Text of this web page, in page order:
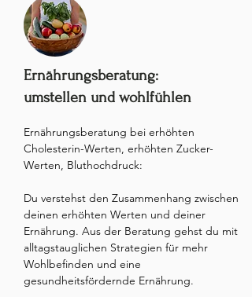
Ernährungsberatung:
umstellen und wohlfühlen
Ernährungsberatung bei erhöhten
Cholesterin-Werten, erhöhten Zucker-
Werten, Bluthochdruck:
Du verstehst den Zusammenhang zwischen
deinen erhöhten Werten und deiner
Ernährung. Aus der Beratung gehst du mit
alltagstauglichen Strategien für mehr
Wohlbefinden und eine
gesundheitsfördernde Ernährung.